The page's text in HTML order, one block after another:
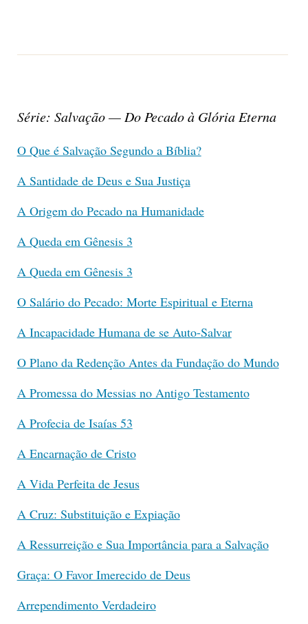
Série: Salvação — Do Pecado à Glória Eterna
O Que é Salvação Segundo a Bíblia?
A Santidade de Deus e Sua Justiça
A Origem do Pecado na Humanidade
A Queda em Gênesis 3
A Queda em Gênesis 3
O Salário do Pecado: Morte Espiritual e Eterna
A Incapacidade Humana de se Auto-Salvar
O Plano da Redenção Antes da Fundação do Mundo
A Promessa do Messias no Antigo Testamento
A Profecia de Isaías 53
A Encarnação de Cristo
A Vida Perfeita de Jesus
A Cruz: Substituição e Expiação
A Ressurreição e Sua Importância para a Salvação
Graça: O Favor Imerecido de Deus
Arrependimento Verdadeiro